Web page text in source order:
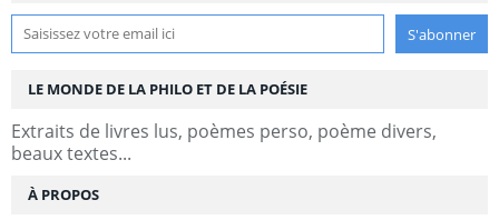
LE MONDE DE LA PHILO ET DE LA POÉSIE
Extraits de livres lus, poèmes perso, poème divers,
beaux textes...
À PROPOS